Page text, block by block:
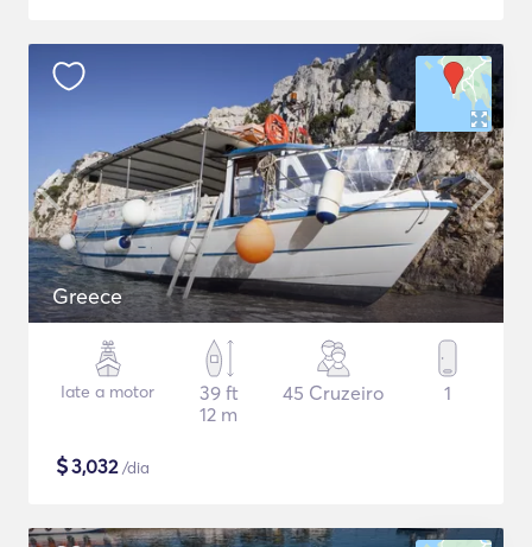
Greece
Iate a motor
39 ft
12 m
45 Cruzeiro 1
$3,032/dia